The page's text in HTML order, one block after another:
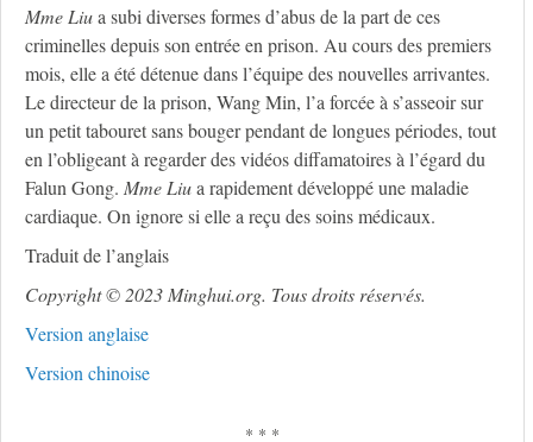
MmeLiua subi diverses formes d’abus de la part de ces
criminelles depuis son entrée en prison. Au cours des premiers
mois, elle a été détenue dans l’équipe des nouvelles arrivantes.
Le directeur de la prison, Wang Min, l’a forcée à s’asseoir sur
un petit tabouret sans bouger pendant de longues périodes, tout
en l’obligeant à regarder des vidéos diffamatoires à l’égard du
Falun Gong. MmeLiua rapidement développé une maladie
cardiaque. On ignore si elle a reçu des soins médicaux.
Traduit de l’anglais
Copyright © 2023 Minghui.org. Tous droits réservés.
Version anglaise
Version chinoise
* * *